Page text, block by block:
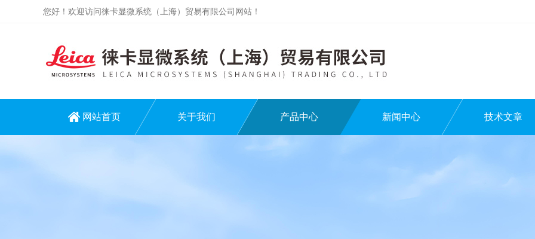
您好！欢迎访问徕卡显微系统（上海）贸易有限公司网站！
网站首页 关于我们 产品中心 新闻中心 技术文章